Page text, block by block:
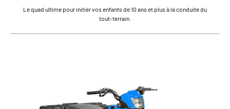
Le quad ultime pour initier vos enfants de 10 ans et plus à la conduite du
tout-terrain.